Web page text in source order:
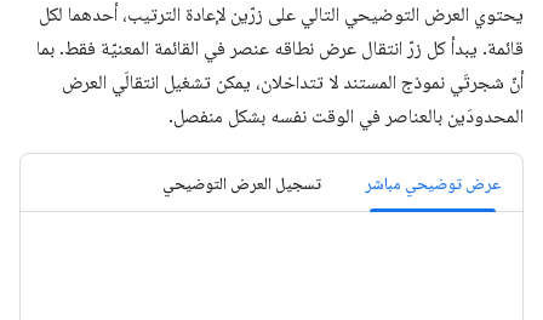
يحتوي العرض التوضيحي التالي على زرّين لإعادة الترتيب، أحدهما لكل
قائمة. يبدأ كل زرّ انتقال عرض نطاقه عنصر في القائمة المعنيّة فقط. بما
أنّ شجرتَي نموذج المستند لا تتداخلان، يمكن تشغيل انتقالَي العرض
المحدودَين بالعناصر في الوقت نفسه بشكل منفصل.
عرض توضيحي مباشر تسجيل العرض التوضيحي